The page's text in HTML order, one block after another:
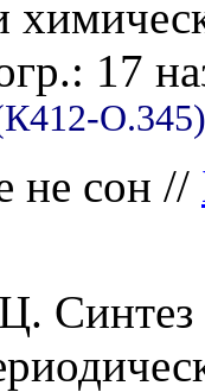
17
О.345)
не сон //
Синтез